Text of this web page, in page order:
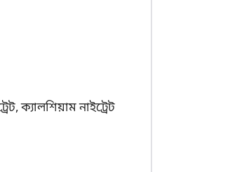
ক্যালশিয়াম নাইট্রেট